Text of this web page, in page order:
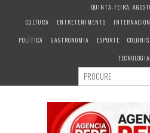
c
QUINTA-FEIRA,
CULTURA
ENTRETENIMENTO
POLÍTICA
GASTRONOMIA ESPORTE
TECNOLOGIA